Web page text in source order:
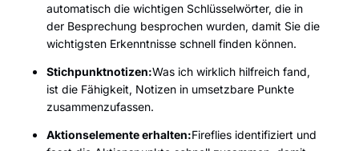
automatisch die wichtigen Schlüsselwörter, die in
der Besprechung besprochen wurden, damit Sie die
wichtigsten Erkenntnisse schnell finden können.
Stichpunktnotizen:Was ich wirklich hilfreich fand,
ist die Fähigkeit, Notizen in umsetzbare Punkte
zusammenzufassen.
Aktionselemente erhalten:Fireflies identifiziert und